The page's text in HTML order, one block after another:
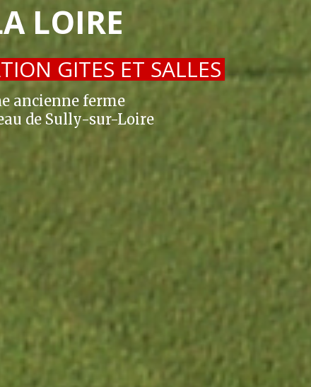
LOIRE
GITES ET SALLES
ancienne ferme
de Sully-sur-Loire